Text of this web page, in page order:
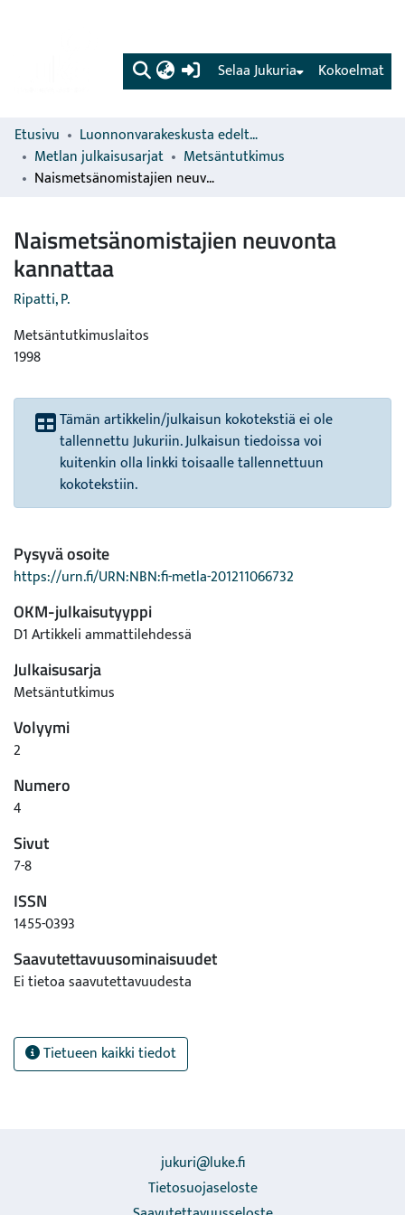
(current) Kokoelmat
Selaa Jukuria
Etusivu
Luonnonvarakeskusta edeltävien organisaatioiden sarjat
Metlan julkaisusarjat
Metsäntutkimus
Naismetsänomistajien neuvonta kannattaa
Naismetsänomistajien neuvonta
kannattaa
Ripatti, P.
Metsäntutkimuslaitos
1998
Tämän artikkelin/julkaisun kokotekstiä ei ole
tallennettu Jukuriin. Julkaisun tiedoissa voi
kuitenkin olla linkki toisaalle tallennettuun
kokotekstiin.
Pysyvä osoite
https://urn.fi/URN:NBN:fi-metla-201211066732
OKM-julkaisutyyppi
D1 Artikkeli ammattilehdessä
Julkaisusarja
Metsäntutkimus
Volyymi
2
Numero
4
Sivut
7-8
ISSN
1455-0393
Saavutettavuusominaisuudet
Ei tietoa saavutettavuudesta
Tietueen kaikki tiedot
jukuri@luke.fi
Tietosuojaseloste